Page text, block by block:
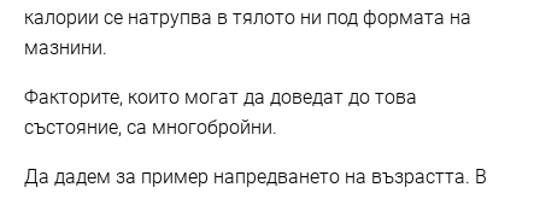
калории се натрупва в тялото ни под формата на
мазнини.
Факторите, които могат да доведат до това
състояние, са многобройни.
Да дадем за пример напредването на възрастта. В